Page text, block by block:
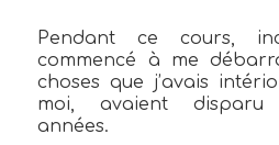
Pendant ce cours,
commencé à me
choses que j’avais
moi, avaient disparu
années.